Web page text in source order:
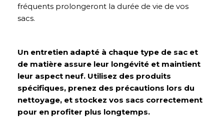
fréquents prolongeront la durée de vie de vos
sacs.
Un entretien adapté à chaque type de sac et
de matière assure leur longévité et maintient
leur aspect neuf. Utilisez des produits
spécifiques, prenez des précautions lors du
nettoyage, et stockez vos sacs correctement
pour en profiter plus longtemps.